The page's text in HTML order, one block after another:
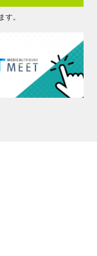
す。